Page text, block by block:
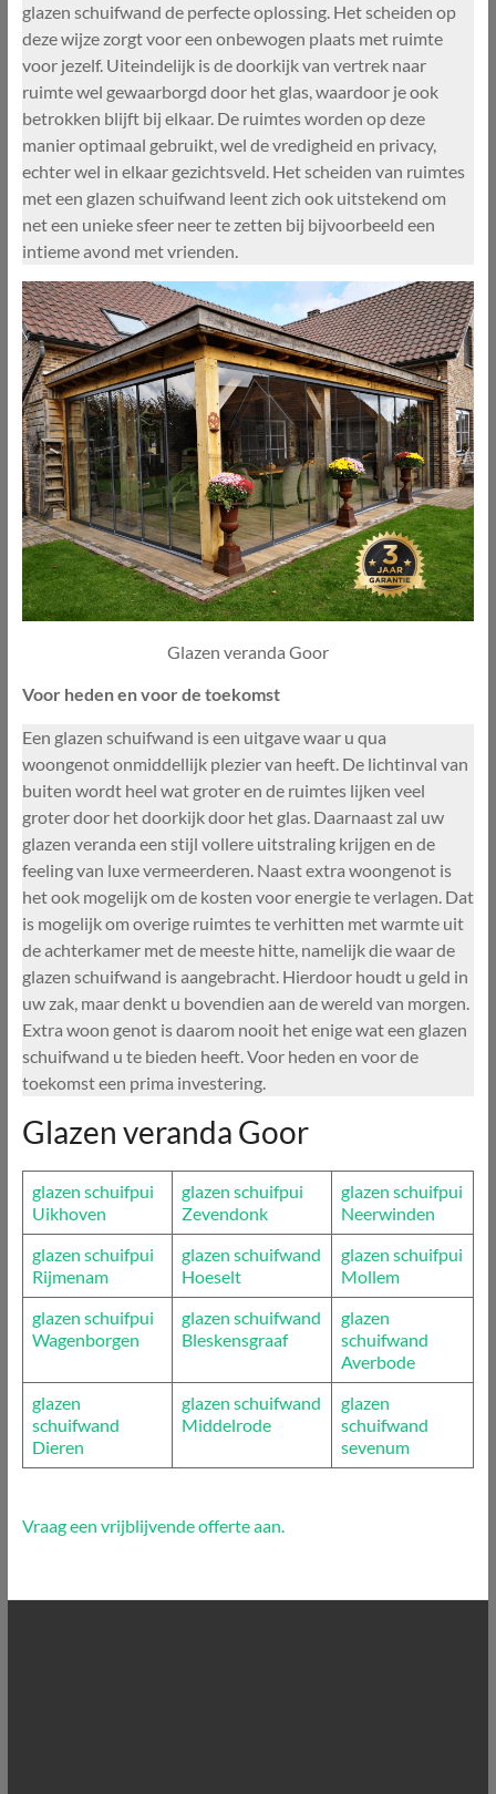
glazen schuifwand de perfecte oplossing. Het scheiden op
deze wijze zorgt voor een onbewogen plaats met ruimte
voor jezelf. Uiteindelijk is de doorkijk van vertrek naar
ruimte wel gewaarborgd door het glas, waardoor je ook
betrokken blijft bij elkaar. De ruimtes worden op deze
manier optimaal gebruikt, wel de vredigheid en privacy,
echter wel in elkaar gezichtsveld. Het scheiden van ruimtes
met een glazen schuifwand leent zich ook uitstekend om
net een unieke sfeer neer te zetten bij bijvoorbeeld een
intieme avond met vrienden.
Glazen veranda Goor
Voor heden en voor de toekomst
Een glazen schuifwand is een uitgave waar u qua
woongenot onmiddellijk plezier van heeft. De lichtinval van
buiten wordt heel wat groter en de ruimtes lijken veel
groter door het doorkijk door het glas. Daarnaast zal uw
glazen veranda een stijl vollere uitstraling krijgen en de
feeling van luxe vermeerderen. Naast extra woongenot is
het ook mogelijk om de kosten voor energie te verlagen. Dat
is mogelijk om overige ruimtes te verhitten met warmte uit
de achterkamer met de meeste hitte, namelijk die waar de
glazen schuifwand is aangebracht. Hierdoor houdt u geld in
uw zak, maar denkt u bovendien aan de wereld van morgen.
Extra woon genot is daarom nooit het enige wat een glazen
schuifwand u te bieden heeft. Voor heden en voor de
toekomst een prima investering.
Glazen veranda Goor
glazen schuifpui
Uikhoven
glazen schuifpui
Zevendonk
glazen schuifpui
Neerwinden
glazen schuifpui
Rijmenam
glazen schuifwand
Hoeselt
glazen schuifpui
Mollem
glazen schuifpui
Wagenborgen
glazen schuifwand
Bleskensgraaf
glazen
schuifwand
Averbode
glazen
schuifwand
Dieren
glazen schuifwand
Middelrode
glazen
schuifwand
sevenum
Vraag een vrijblijvende offerte aan.